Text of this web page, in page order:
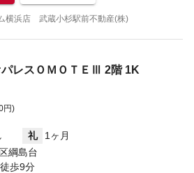
横浜店 武蔵小杉駅前不動産(株)
パレスＯＭＯＴＥⅢ 2階 1K
円)
礼
1ヶ月
綱島台
徒歩9分